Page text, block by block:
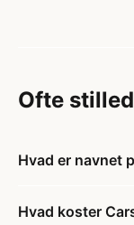
Ofte
Hvad er navnet
Hvad koster